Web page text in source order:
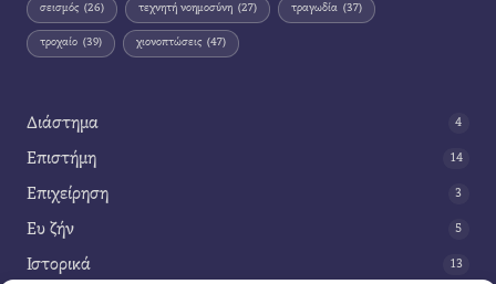
σεισμός (26) τεχνητή νοημοσύνη (27) τραγωδία (37)
τροχαίο (39) χιονοπτώσεις (47)
Διάστημα 4
Επιστήμη 14
Επιχείρηση 3
Ευ ζήν 5
Ιστορικά 13